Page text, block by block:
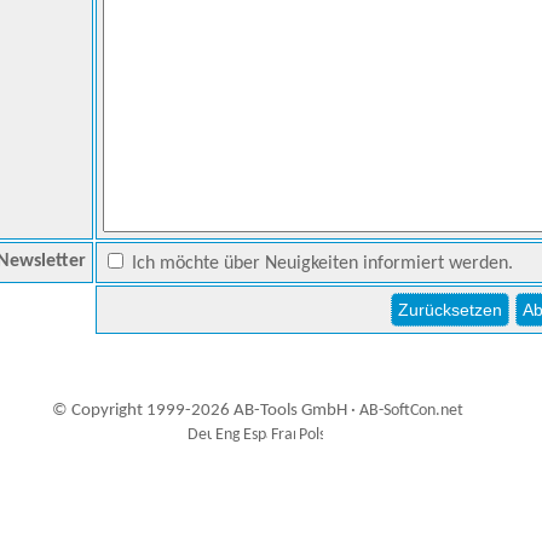
Newsletter Ich möchte über Neuigkeiten informiert werden.
© Copyright 1999-2026 AB-Tools GmbH · AB-SoftCon.net